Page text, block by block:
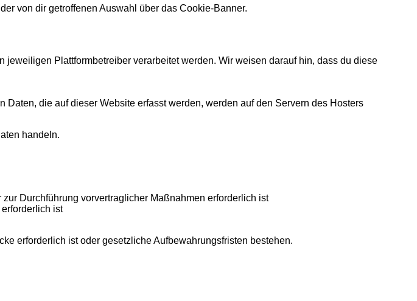
von dir getroffenen Auswahl über das Cookie-Banner.
Plattformbetreiber verarbeitet werden. Wir weisen darauf hin, dass du diese
die auf dieser Website erfasst werden, werden auf den Servern des Hosters
handeln.
Durchführung vorvertraglicher Maßnahmen erforderlich ist
ist
erforderlich ist oder gesetzliche Aufbewahrungsfristen bestehen.